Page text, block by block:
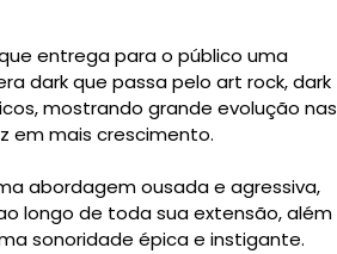
entrega para o público uma
dark que passa pelo art rock, dark
mostrando grande evolução nas
em mais crescimento.
abordagem ousada e agressiva,
longo de toda sua extensão, além
sonoridade épica e instigante.